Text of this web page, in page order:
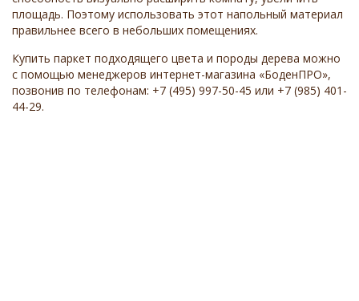
площадь. Поэтому использовать этот напольный материал
правильнее всего в небольших помещениях.
Купить паркет подходящего цвета и породы дерева можно
с помощью менеджеров интернет-магазина «БоденПРО»,
позвонив по телефонам: +7 (495) 997-50-45 или +7 (985) 401-
44-29.